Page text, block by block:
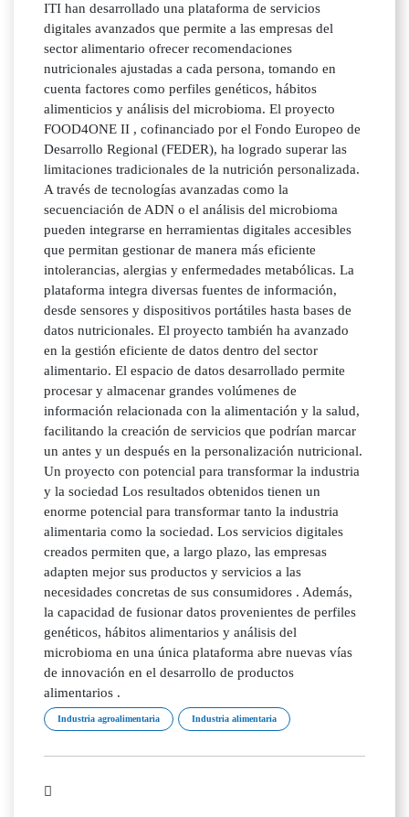
ITI han desarrollado una plataforma de servicios
digitales avanzados que permite a las empresas del
sector alimentario ofrecer recomendaciones
nutricionales ajustadas a cada persona, tomando en
cuenta factores como perfiles genéticos, hábitos
alimenticios y análisis del microbioma. El proyecto
FOOD4ONE II , cofinanciado por el Fondo Europeo de
Desarrollo Regional (FEDER), ha logrado superar las
limitaciones tradicionales de la nutrición personalizada.
A través de tecnologías avanzadas como la
secuenciación de ADN o el análisis del microbioma
pueden integrarse en herramientas digitales accesibles
que permitan gestionar de manera más eficiente
intolerancias, alergias y enfermedades metabólicas. La
plataforma integra diversas fuentes de información,
desde sensores y dispositivos portátiles hasta bases de
datos nutricionales. El proyecto también ha avanzado
en la gestión eficiente de datos dentro del sector
alimentario. El espacio de datos desarrollado permite
procesar y almacenar grandes volúmenes de
información relacionada con la alimentación y la salud,
facilitando la creación de servicios que podrían marcar
un antes y un después en la personalización nutricional.
Un proyecto con potencial para transformar la industria
y la sociedad Los resultados obtenidos tienen un
enorme potencial para transformar tanto la industria
alimentaria como la sociedad. Los servicios digitales
creados permiten que, a largo plazo, las empresas
adapten mejor sus productos y servicios a las
necesidades concretas de sus consumidores . Además,
la capacidad de fusionar datos provenientes de perfiles
genéticos, hábitos alimentarios y análisis del
microbioma en una única plataforma abre nuevas vías
de innovación en el desarrollo de productos
alimentarios .
Industria agroalimentaria Industria alimentaria